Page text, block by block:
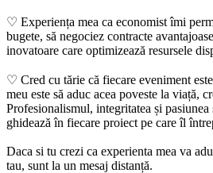
♡ Experiența mea ca economist îmi
bugete, să negociez contracte
inovatoare care optimizează resursele
♡ Cred cu tărie că fiecare eveniment
meu este să aduc acea poveste la viață,
Profesionalismul, integritatea și
ghidează în fiecare proiect pe care îl
Daca si tu crezi ca experienta mea va
tau, sunt la un mesaj distanță.